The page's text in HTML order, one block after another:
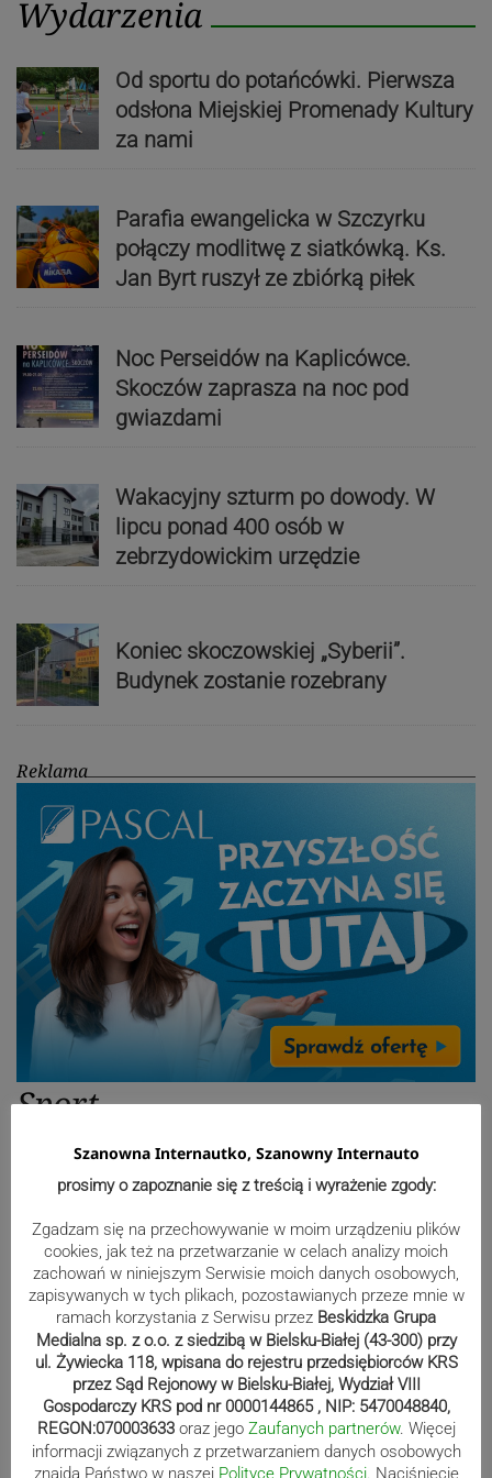
Wydarzenia
Od sportu do potańcówki. Pierwsza
odsłona Miejskiej Promenady Kultury
za nami
Parafia ewangelicka w Szczyrku
połączy modlitwę z siatkówką. Ks.
Jan Byrt ruszył ze zbiórką piłek
Noc Perseidów na Kaplicówce.
Skoczów zaprasza na noc pod
gwiazdami
Wakacyjny szturm po dowody. W
lipcu ponad 400 osób w
zebrzydowickim urzędzie
Koniec skoczowskiej „Syberii”.
Budynek zostanie rozebrany
Reklama
Sport
Beniaminek ze spadkowiczem na
remis. Podbeskidzie – Lechia 2:2 |
ZDJĘCIA
Biało-zieloni nadal niepokonani.
Rekord – Stal 3:1 | ZDJĘCIA
Mistrzowie świata z MCK Żywiec!
Szanowna Internautko, Szanowny Internauto
prosimy o zapoznanie się z treścią i wyrażenie zgody:
Zgadzam się na przechowywanie w moim urządzeniu plików
cookies, jak też na przetwarzanie w celach analizy moich
zachowań w niniejszym Serwisie moich danych osobowych,
zapisywanych w tych plikach, pozostawianych przeze mnie w
ramach korzystania z Serwisu przez Beskidzka Grupa
Medialna sp. z o.o. z siedzibą w Bielsku-Białej (43-300) przy
ul. Żywiecka 118, wpisana do rejestru przedsiębiorców KRS
przez Sąd Rejonowy w Bielsku-Białej, Wydział VIII
Gospodarczy KRS pod nr 0000144865 , NIP: 5470048840,
REGON:070003633 oraz jego Zaufanych partnerów. Więcej
informacji związanych z przetwarzaniem danych osobowych
znajdą Państwo w naszej Polityce Prywatności. Naciśniecie